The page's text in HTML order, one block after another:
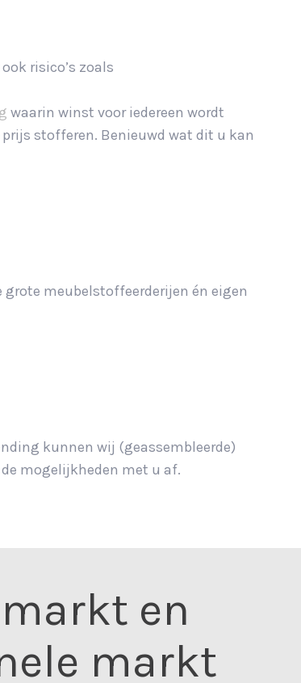
risico’s zoals
waarin winst voor iedereen wordt
prijs stofferen. Benieuwd wat dit u kan
meubelstoffeerderijen én eigen
kunnen wij (geassembleerde)
mogelijkheden met u af.
en
markt